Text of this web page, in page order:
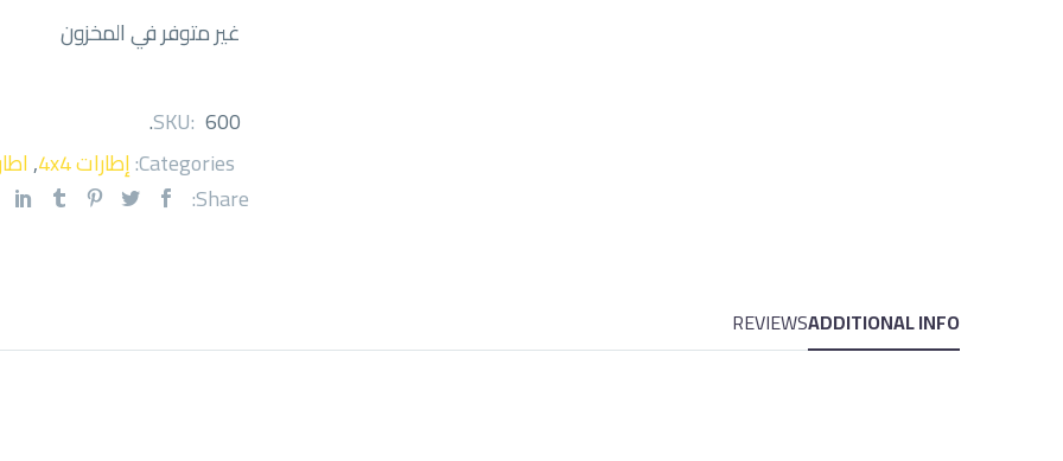
غير متوفر في المخزون
SKU: 600
.
Categories: إطارات 4x4 ,
Share:
ADDITIONAL INFO
REVIEWS